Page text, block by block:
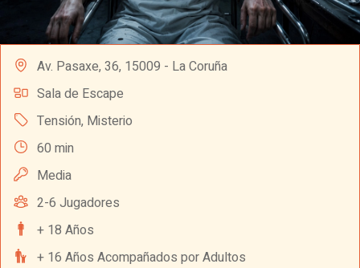
Av. Pasaxe, 36, 15009 - La Coruña
Sala de Escape
Tensión, Misterio
60 min
Media
2-6 Jugadores
+ 18 Años
+ 16 Años Acompañados por Adultos